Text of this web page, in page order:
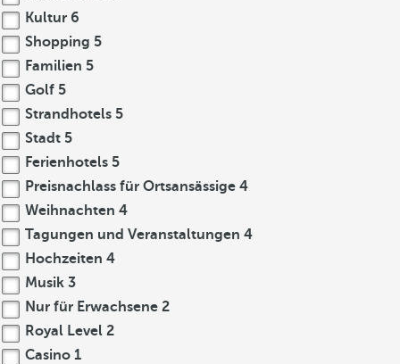
Kultur 6
Shopping 5
Familien 5
Golf 5
Strandhotels 5
Stadt 5
Ferienhotels 5
Preisnachlass für Ortsansässige 4
Weihnachten 4
Tagungen und Veranstaltungen 4
Hochzeiten 4
Musik 3
Nur für Erwachsene 2
Royal Level 2
Casino 1